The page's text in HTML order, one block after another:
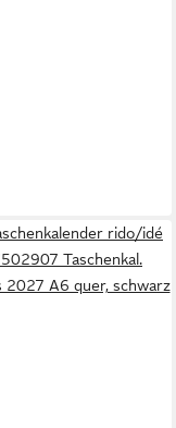
rido/idé
Taschenkal.
2027 A6 quer, schwarz